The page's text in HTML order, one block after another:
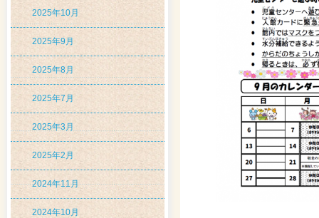
2025年10月
2025年9月
2025年8月
2025年7月
2025年3月
2025年2月
2024年11月
2024年10月